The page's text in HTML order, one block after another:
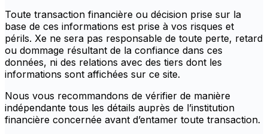
Toute transaction financière ou décision prise sur la
base de ces informations est prise à vos risques et
périls. Xe ne sera pas responsable de toute perte, retard
ou dommage résultant de la confiance dans ces
données, ni des relations avec des tiers dont les
informations sont affichées sur ce site.
Nous vous recommandons de vérifier de manière
indépendante tous les détails auprès de l’institution
financière concernée avant d’entamer toute transaction.